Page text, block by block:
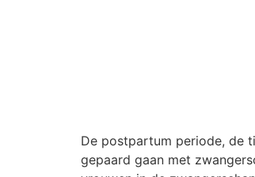
De postpartum periode, de
gepaard gaan met